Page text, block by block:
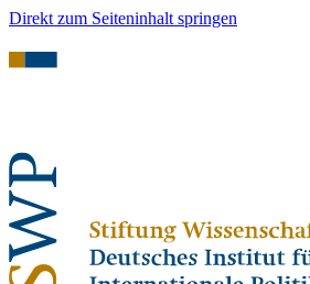
Direkt zum Seiteninhalt springen